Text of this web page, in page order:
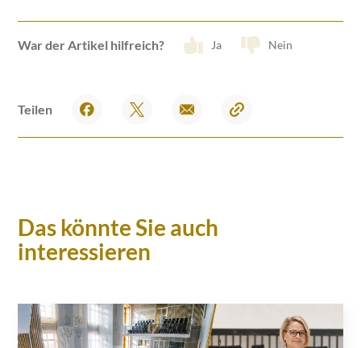
War der Artikel hilfreich? Ja Nein
Teilen
Das könnte Sie auch
interessieren